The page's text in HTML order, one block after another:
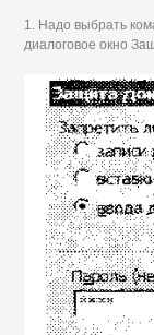
1. Надо выбрать
диалоговое окно